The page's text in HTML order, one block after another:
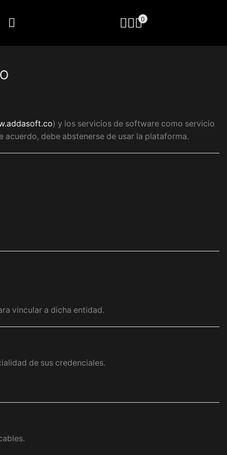
0
) y los servicios de software como servicio
acuerdo, debe abstenerse de usar la plataforma.
vincular a dicha entidad.
de sus credenciales.